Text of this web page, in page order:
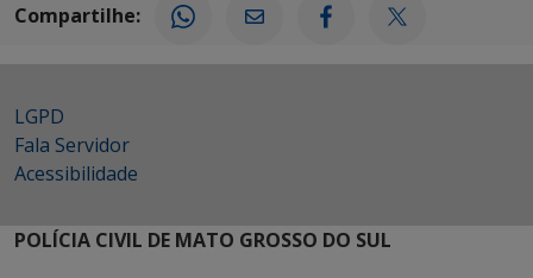
Compartilhe:
LGPD
Fala Servidor
Acessibilidade
POLÍCIA CIVIL DE MATO GROSSO DO SUL